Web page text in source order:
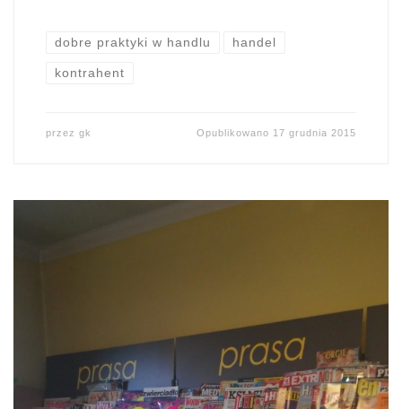
dobre praktyki w handlu handel
kontrahent
przez gk Opublikowano 17 grudnia 2015